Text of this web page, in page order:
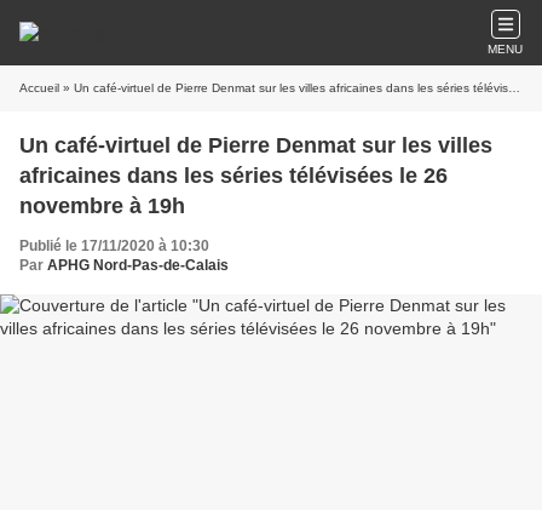
MENU
Accueil » Un café-virtuel de Pierre Denmat sur les villes africaines dans les séries télévisées le 26 novembre à 19h
Un café-virtuel de Pierre Denmat sur les villes
africaines dans les séries télévisées le 26
novembre à 19h
Publié le 17/11/2020 à 10:30
Par APHG Nord-Pas-de-Calais